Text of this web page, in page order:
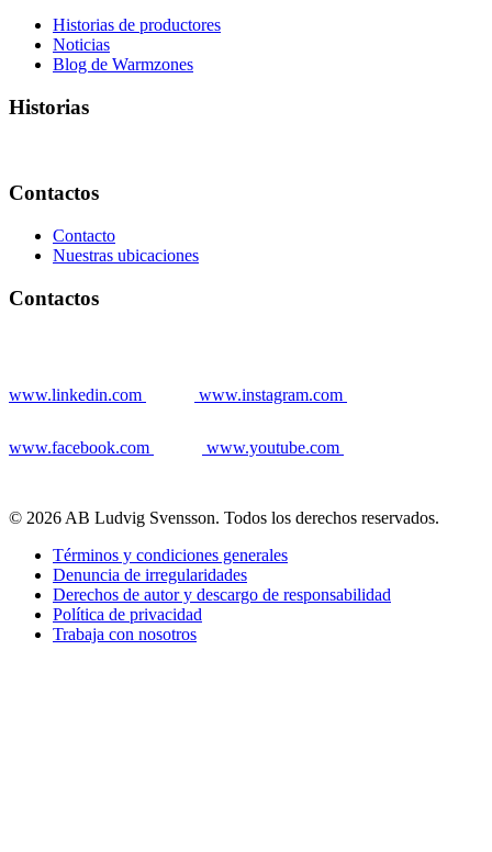
Historias de productores
Noticias
Blog de Warmzones
Historias
Contactos
Contacto
Nuestras ubicaciones
Contactos
www.linkedin.com www.instagram.com
www.facebook.com www.youtube.com
© 2026 AB Ludvig Svensson. Todos los derechos reservados.
Términos y condiciones generales
Denuncia de irregularidades
Derechos de autor y descargo de responsabilidad
Política de privacidad
Trabaja con nosotros